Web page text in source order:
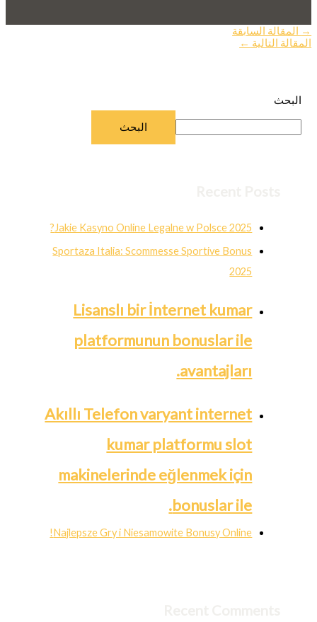
→ المقالة السابقة
المقالة التالية ←
البحث
البحث
Jakie Kasyno Online Legalne w Polsce 2025?
Sportaza Italia: Scommesse Sportive Bonus
2025
Lisanslı bir İnternet kumar
platformunun bonuslar ile
avantajları.
Akıllı Telefon varyant internet
kumar platformu slot
makinelerinde eğlenmek için
bonuslar ile.
Najlepsze Gry i Niesamowite Bonusy Online!